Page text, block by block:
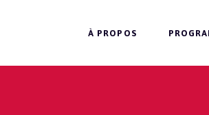
À PROPOS